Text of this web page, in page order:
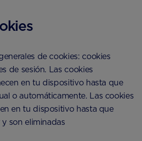
de cookies: cookies
de sesión. Las cookies
en tu dispositivo hasta que
o automáticamente. Las cookies
en tu dispositivo hasta que
son eliminadas